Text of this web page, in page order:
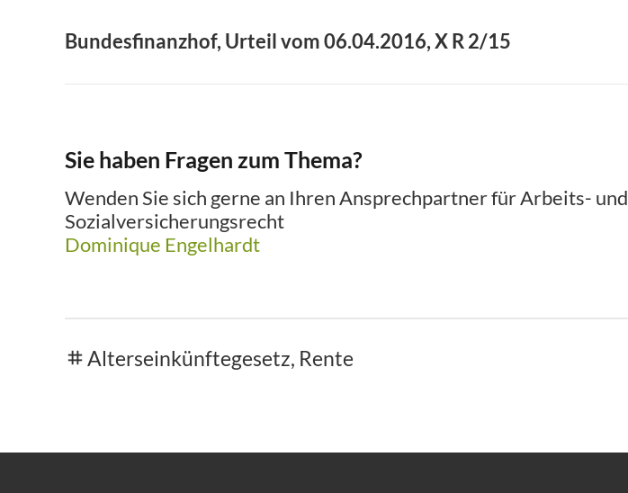
Bundesfinanzhof, Urteil vom 06.04.2016, X R 2/15
Sie haben Fragen zum Thema?
Wenden Sie sich gerne an Ihren Ansprechpartner für Arbeits- und
Sozialversicherungsrecht
Dominique Engelhardt
tagsAlterseinkünftegesetz, Rente